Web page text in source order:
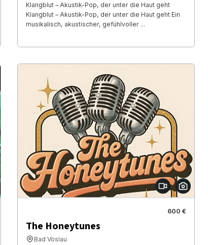
Klangblut – Akustik-Pop, der unter die Haut geht
Klangblut – Akustik-Pop, der unter die Haut geht Ein
musikalisch, akustischer, gefühlvoller ...
600 €
The Honeytunes
Bad Vöslau